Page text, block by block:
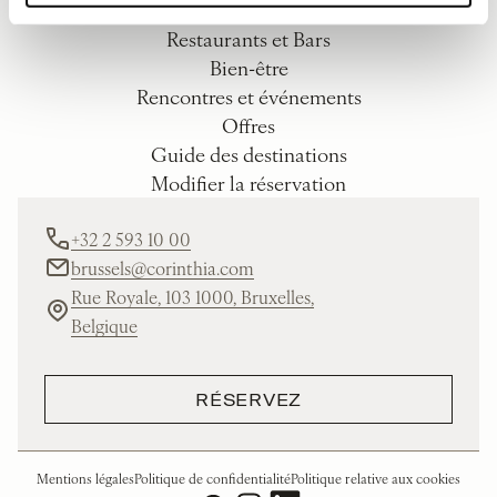
Restaurants et Bars
Bien-être
Rencontres et événements
Offres
Guide des destinations
Modifier la réservation
+32 2 593 10 00
brussels@corinthia.com
Rue Royale, 103 1000, Bruxelles,
Belgique
RÉSERVEZ
Mentions légalesPolitique de confidentialitéPolitique relative aux cookies